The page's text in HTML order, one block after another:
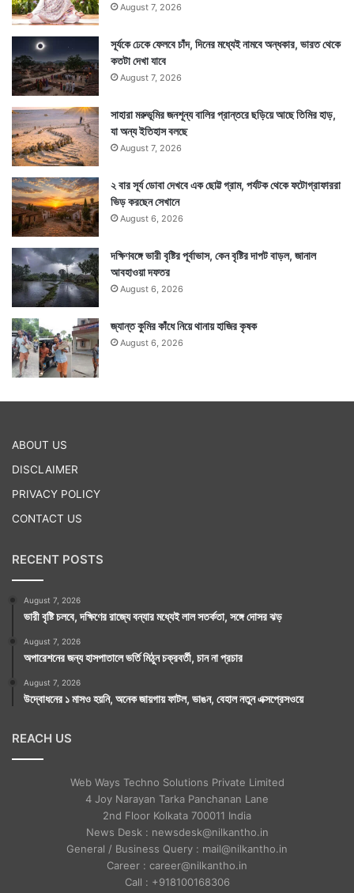
Tags Las Vegas
August 7, 2026
সূর্যকে ঢেকে ফেলবে চাঁদ, দিনের মধ্যেই নামবে অন্ধকার, ভারত থেকে
কতটা দেখা যাবে
August 7, 2026
সাহারা মরুভূমির জনশূন্য বালির প্রান্তরে ছড়িয়ে আছে তিমির হাড়,
যা অন্য ইতিহাস বলছে
August 7, 2026
২ বার সূর্য ডোবা দেখবে এক ছোট্ট গ্রাম, পর্যটক থেকে ফটোগ্রাফাররা
ভিড় করছেন সেখানে
August 6, 2026
দক্ষিণবঙ্গে ভারী বৃষ্টির পূর্বাভাস, কেন বৃষ্টির দাপট বাড়ল, জানাল
আবহাওয়া দফতর
August 6, 2026
জ্যান্ত কুমির কাঁধে নিয়ে থানায় হাজির কৃষক
August 6, 2026
ABOUT US
DISCLAIMER
PRIVACY POLICY
CONTACT US
RECENT POSTS
August 7, 2026
ভারী বৃষ্টি চলবে, দক্ষিণের রাজ্যে বন্যার মধ্যেই লাল সতর্কতা, সঙ্গে দোসর ঝড়
August 7, 2026
অপারেশনের জন্য হাসপাতালে ভর্তি মিঠুন চক্রবর্তী, চান না প্রচার
August 7, 2026
উদ্বোধনের ১ মাসও হয়নি, অনেক জায়গায় ফাটল, ভাঙন, বেহাল নতুন এক্সপ্রেসওয়ে
REACH US
Web Ways Techno Solutions Private Limited
4 Joy Narayan Tarka Panchanan Lane
2nd Floor Kolkata 700011 India
News Desk : newsdesk@nilkantho.in
General / Business Query : mail@nilkantho.in
Career : career@nilkantho.in
Call : +918100168306